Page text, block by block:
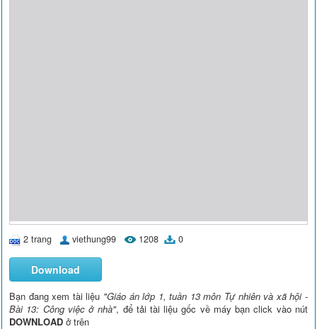
2 trang viethung99 1208 0
Download
Bạn đang xem tài liệu "Giáo án lớp 1, tuần 13 môn Tự nhiên và xã hội -
Bài 13: Công việc ở nhà", để tải tài liệu gốc về máy bạn click vào nút
DOWNLOAD ở trên